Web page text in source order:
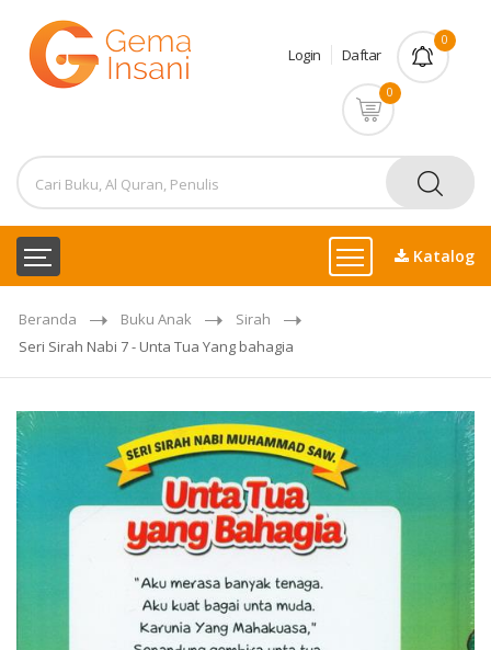
Login Daftar
0
0
Katalog
Beranda Buku Anak
Sirah
Seri Sirah Nabi 7 - Unta Tua Yang bahagia